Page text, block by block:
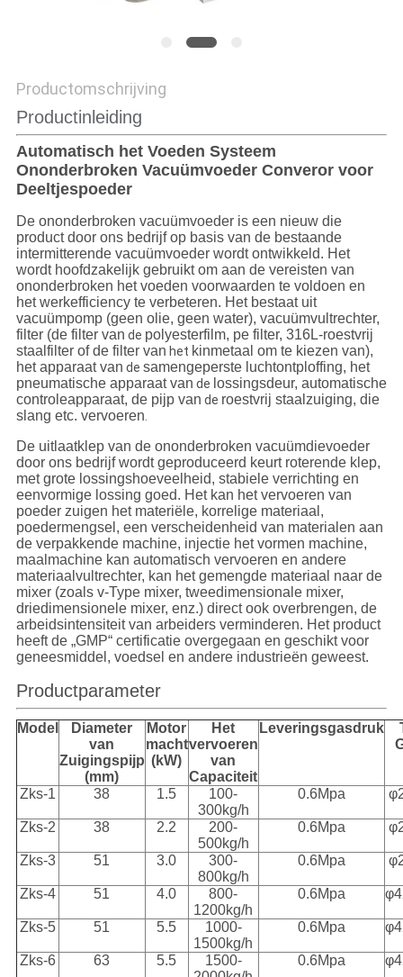
Productomschrijving
Productinleiding
Automatisch het Voeden Systeem
Ononderbroken Vacuümvoeder Converor voor
Deeltjespoeder
De ononderbroken vacuümvoeder is een nieuw die
product door ons bedrijf op basis van de bestaande
intermitterende vacuümvoeder wordt ontwikkeld. Het
wordt hoofdzakelijk gebruikt om aan de vereisten van
ononderbroken het voeden voorwaarden te voldoen en
het werkefficiency te verbeteren. Het bestaat uit
vacuümpomp (geen olie, geen water), vacuümvultrechter,
filter (de filter van de polyesterfilm, pe filter, 316L-roestvrij
staalfilter of de filter van het kinmetaal om te kiezen van),
het apparaat van de samengeperste luchtontploffing, het
pneumatische apparaat van de lossingsdeur, automatische
controleapparaat, de pijp van de roestvrij staalzuiging, die
slang etc. vervoeren.
De uitlaatklep van de ononderbroken vacuümdievoeder
door ons bedrijf wordt geproduceerd keurt roterende klep,
met grote lossingshoeveelheid, stabiele verrichting en
eenvormige lossing goed. Het kan het vervoeren van
poeder zuigen het materiële, korrelige materiaal,
poedermengsel, een verscheidenheid van materialen aan
de verpakkende machine, injectie het vormen machine,
maalmachine kan automatisch vervoeren en andere
materiaalvultrechter, kan het gemengde materiaal naar de
mixer (zoals v-Type mixer, tweedimensionale mixer,
driedimensionele mixer, enz.) direct ook overbrengen, de
arbeidsintensiteit van arbeiders verminderen. Het product
heeft de „GMP“ certificatie overgegaan en geschikt voor
geneesmiddel, voedsel en andere industrieën geweest.
Productparameter
Model
Diameter
van
Zuigingspijp
(mm)
Motor
macht
(kW)
Het
vervoeren
van
Capaciteit
Leveringsgasdruk
Zks-1 38 1.5
100-
300kg/h
0.6Mpa
Zks-2 38 2.2
200-
500kg/h
0.6Mpa
Zks-3 51 3.0
300-
800kg/h
0.6Mpa
Zks-4 51 4.0
800-
1200kg/h
0.6Mpa
Zks-5 51 5.5
1000-
1500kg/h
0.6Mpa
Zks-6 63 5.5
1500-
0.6Mpa